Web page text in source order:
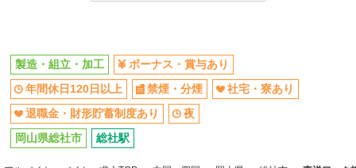
派遣社員
人材プロオフィス株式会社
2交替・自動車用溶接機およびプレス機のオペ
レーター
製造・組立・加工
ボーナス・賞与あり
年間休日120日以上
禁煙・分煙
社宅・寮あり
退職金・財形貯蓄制度あり
夜
岡山県総社市
総社駅